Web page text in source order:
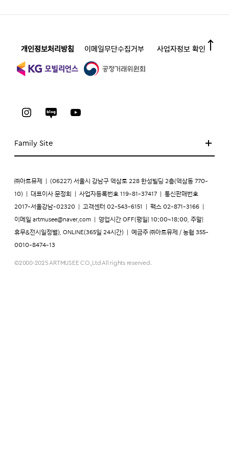
Family Site
개인정보처리방침 이메일무단수집거부 사업자정보 확인
㈜아트뮤제 (06227) 서울시 강남구 역삼로 228 한성빌딩 2층(역삼동 770-
10) 대표이사 문정희 사업자등록번호 119-81-37417 통신판매번호
2017-서울강남-02320 고객센터 02-543-6151 팩스 02-871-3166
이메일 artmusee@naver.com 영업시간 OFF(평일| 10:00~18:00, 주말|
휴무&전시일정별), ONLINE(365일 24시간) 예금주 ㈜아트뮤제 / 농협 355-
0010-8474-13
©2000-2025 ARTMUSEE CO.,Ltd All rights reserved.